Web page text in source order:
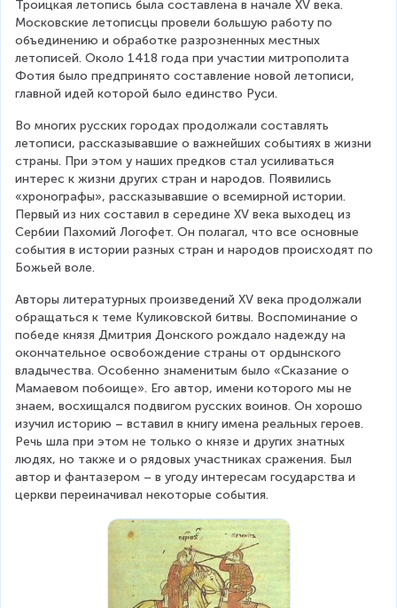
Троицкая летопись была составлена в начале XV века.
Московские летописцы провели большую работу по
объединению и обработке разрозненных местных
летописей. Около 1418 года при участии митрополита
Фотия было предпринято составление новой летописи,
главной идей которой было единство Руси.
Во многих русских городах продолжали составлять
летописи, рассказывавшие о важнейших событиях в жизни
страны. При этом у наших предков стал усиливаться
интерес к жизни других стран и народов. Появились
«хронографы», рассказывавшие о всемирной истории.
Первый из них составил в середине XV века выходец из
Сербии Пахомий Логофет. Он полагал, что все основные
события в истории разных стран и народов происходят по
Божьей воле.
Авторы литературных произведений XV века продолжали
обращаться к теме Куликовской битвы. Воспоминание о
победе князя Дмитрия Донского рождало надежду на
окончательное освобождение страны от ордынского
владычества. Особенно знаменитым было «Сказание о
Мамаевом побоище». Его автор, имени которого мы не
знаем, восхищался подвигом русских воинов. Он хорошо
изучил историю – вставил в книгу имена реальных героев.
Речь шла при этом не только о князе и других знатных
людях, но также и о рядовых участниках сражения. Был
автор и фантазером – в угоду интересам государства и
церкви переиначивал некоторые события.